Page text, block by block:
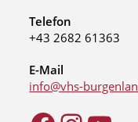
Telefon
+43 2682 61363
E-Mail
info@vhs-